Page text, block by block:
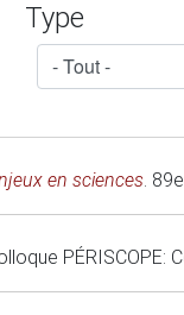
Type
en sciences.
PÉRISCOPE: